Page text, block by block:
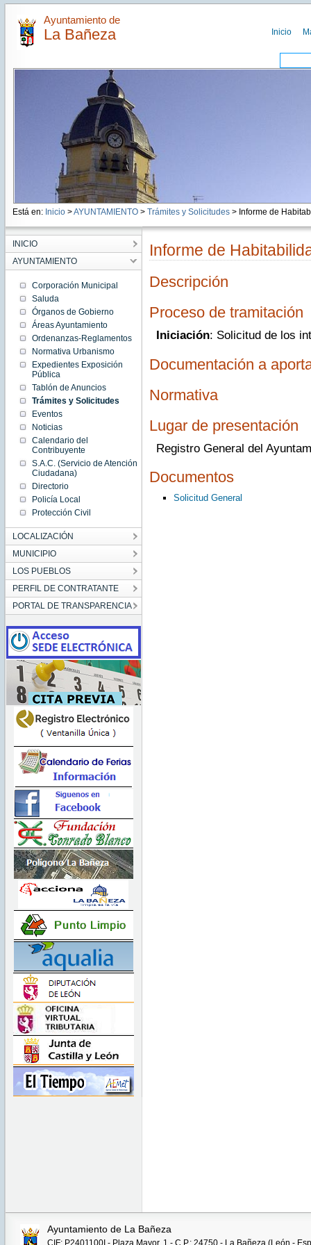
Ayuntamiento de
La Bañeza Inicio
Está en: Inicio >AYUNTAMIENTO> Trámites y Solicitudes> Informe de
INICIO
AYUNTAMIENTO
Corporación Municipal
Saluda
Órganos de Gobierno
Áreas Ayuntamiento
Ordenanzas-Reglamentos
Normativa Urbanismo
Expedientes Exposición
Pública
Tablón de Anuncios
Trámites y Solicitudes
Eventos
Noticias
Calendario del
Contribuyente
S.A.C. (Servicio de Atención
Ciudadana)
Directorio
Policía Local
Protección Civil
LOCALIZACIÓN
MUNICIPIO
LOS PUEBLOS
PERFIL DE CONTRATANTE
PORTAL DE TRANSPARENCIA
Informe de
Descripción
Proceso de tramitación
Iniciación: Solicitud de los
Documentación a
Normativa
Lugar de presentación
Registro General del
Documentos
Solicitud General
Ayuntamiento de La Bañeza
CIF: P2401100I - Plaza Mayor, 1 - C.P.: 24750 - La Bañeza (León -